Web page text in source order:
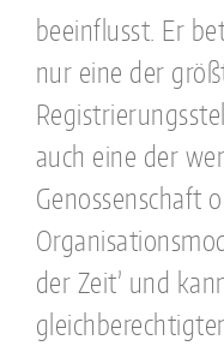
beeinflusst. Er
nur eine der
auch eine der
Genossenschaft
der Zeit’ und